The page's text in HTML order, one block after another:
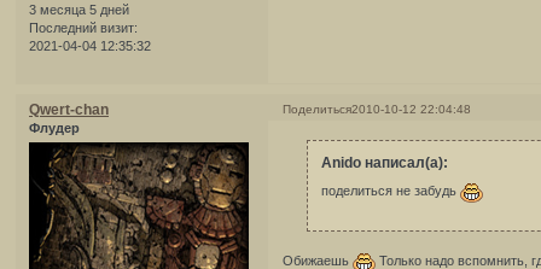
3 месяца 5 дней
Последний визит:
2021-04-04 12:35:32
Поделиться2010-10-12 22:04:48
Qwert-chan
Флудер
Anido написал(а):
поделиться не забудь
Обижаешь Только надо вспомнить,